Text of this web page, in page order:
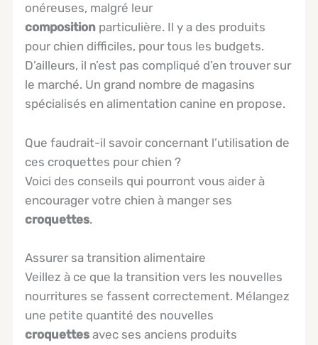
onéreuses, malgré leur
composition particulière. Il y a des produits
pour chien difficiles, pour tous les budgets.
D’ailleurs, il n’est pas compliqué d’en trouver sur
le marché. Un grand nombre de magasins
spécialisés en alimentation canine en propose.
Que faudrait-il savoir concernant l’utilisation de
ces croquettes pour chien ?
Voici des conseils qui pourront vous aider à
encourager votre chien à manger ses
croquettes.
Assurer sa transition alimentaire
Veillez à ce que la transition vers les nouvelles
nourritures se fassent correctement. Mélangez
une petite quantité des nouvelles
croquettesavec ses anciens produits